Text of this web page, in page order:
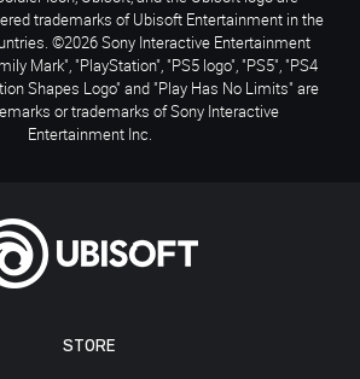
STORE
trademarks of Ubisoft Entertainment in the
©2026 Sony Interactive Entertainment
Mark", "PlayStation", "PS5 logo", "PS5", "PS4
Shapes Logo" and "Play Has No Limits" are
or trademarks of Sony Interactive
Entertainment Inc.